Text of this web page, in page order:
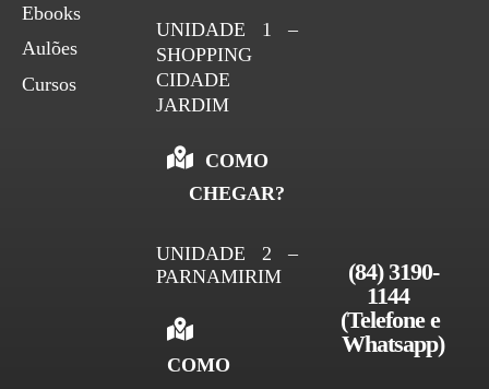
Ebooks
Aulões
Cursos
UNIDADE 1 –
SHOPPING
CIDADE
JARDIM
COMO
CHEGAR?
UNIDADE 2 –
PARNAMIRIM
COMO
(84) 3190-
1144
(Telefone e
Whatsapp)